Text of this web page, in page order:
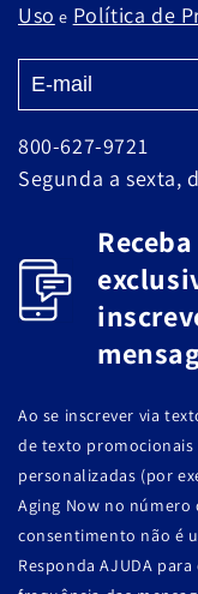
Uso e Política de
800-627-9721
Segunda a sexta,
Ao se inscrever via
de texto
personalizadas (por
Aging Now no número
consentimento não é
Responda AJUDA